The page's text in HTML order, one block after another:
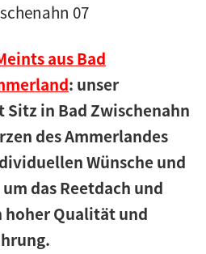
07
aus Bad
: unser
in Bad Zwischenahn
des Ammerlandes
Wünsche und
das Reetdach und
hoher Qualität und